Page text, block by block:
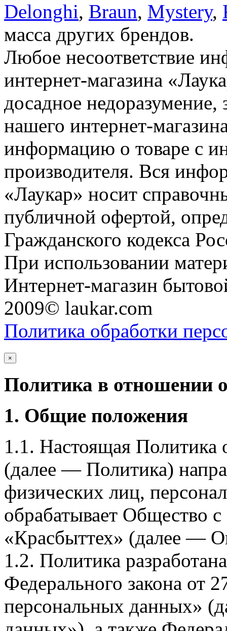
Delonghi, Braun, Mystery,
масса других брендов.
Любое несоответствие
интернет-магазина
досадное недоразумение,
нашего интернет-
информацию о товаре с
производителя. Вся
«Лаукар» носит
публичной офертой,
Гражданского кодекса
При использовании
Интернет-магазин
2009© laukar.com
Политика обработки
×
Политика в отношении
1. Общие положения
1.1. Настоящая Политика
(далее — Политика)
физических лиц,
обрабатывает Общество
«Красбыттех» (далее —
1.2. Политика
Федерального закона
персональных данных»